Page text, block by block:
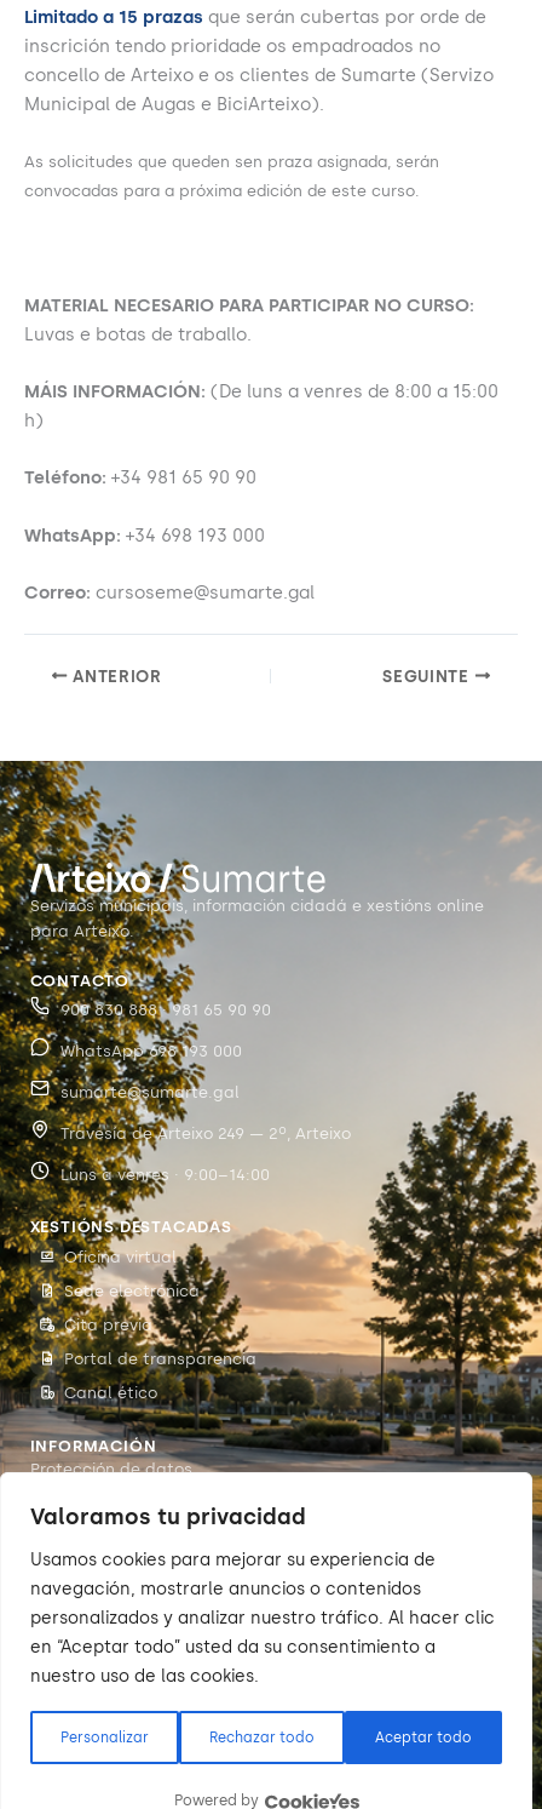
Valoramos tu privacidad
Usamos cookies para mejorar su experiencia de
navegación, mostrarle anuncios o contenidos
personalizados y analizar nuestro tráfico. Al hacer clic
en “Aceptar todo” usted da su consentimiento a
nuestro uso de las cookies.
Personalizar Rechazar todo Aceptar todo
Powered by
Limitado a 15 prazas que serán cubertas por orde de
inscrición tendo prioridade os empadroados no
concello de Arteixo e os clientes de Sumarte (Servizo
Municipal de Augas e BiciArteixo).
As solicitudes que queden sen praza asignada, serán
convocadas para a próxima edición de este curso.
MATERIAL NECESARIO PARA PARTICIPAR NO CURSO:
Luvas e botas de traballo.
MÁIS INFORMACIÓN: (De luns a venres de 8:00 a 15:00
h)
Teléfono: +34 981 65 90 90
WhatsApp: +34 698 193 000
Correo: cursoseme@sumarte.gal
ANTERIOR SEGUINTE
Servizos municipais, información cidadá e xestións online
para Arteixo.
CONTACTO
900 830 888 · 981 65 90 90
WhatsApp 698 193 000
sumarte@sumarte.gal
Travesía de Arteixo 249 — 2º, Arteixo
Luns a venres · 9:00–14:00
XESTIÓNS DESTACADAS
Oficina virtual
Sede electrónica
Cita previa
Portal de transparencia
Canal ético
INFORMACIÓN
Protección de datos
Aviso legal
Política de cookies
© 2026 Sumarte — Concello de
reservados.